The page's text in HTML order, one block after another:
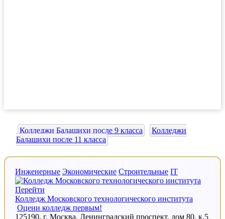
Колледжи Балашихи после 9 класса
Колледжи
Балашихи после 11 класса
Инженерные Экономические Строительные IT
Перейти
Колледж Московского технологического института
Оцени колледж первым!
125190, г. Москва, Ленинградский проспект, дом 80, к.5